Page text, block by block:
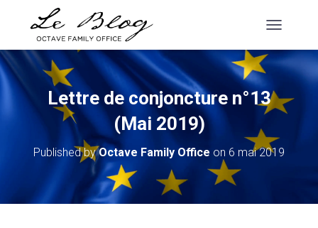
O
L
V
I
Lettre de conjoncture n°13
(Mai 2019)
Published byOctave Family Office on 6 mai 2019